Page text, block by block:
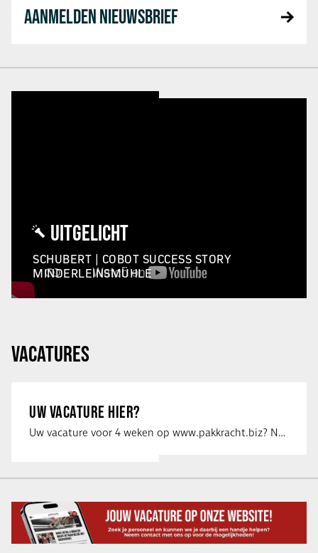
AANMELDEN NIEUWSBRIEF
UITGELICHT
SCHUBERT | COBOT SUCCESS STORY
MINDERLEINSMÜHLE
VACATURES
UW VACATURE HIER?
Uw vacature voor 4 weken op www.pakkracht.biz? Neem dan contact op met Yannick van …